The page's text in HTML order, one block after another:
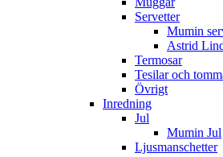
Servetter
Mumin
Astrid
Termosar
Tesilar och
Övrigt
Inredning
Jul
Mumin Jul
Ljusmanschetter